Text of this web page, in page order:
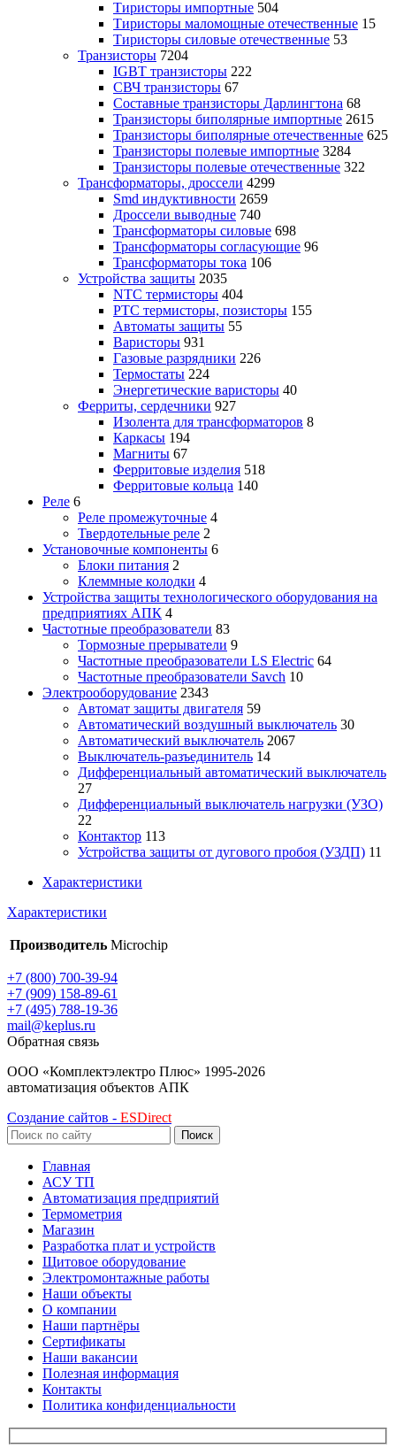
Тиристоры импортные 504
Тиристоры маломощные отечественные 15
Тиристоры силовые отечественные 53
Транзисторы 7204
IGBT транзисторы 222
СВЧ транзисторы 67
Составные транзисторы Дарлингтона 68
Транзисторы биполярные импортные 2615
Транзисторы биполярные отечественные 625
Транзисторы полевые импортные 3284
Транзисторы полевые отечественные 322
Трансформаторы, дроссели 4299
Smd индуктивности 2659
Дроссели выводные 740
Трансформаторы силовые 698
Трансформаторы согласующие 96
Трансформаторы тока 106
Устройства защиты 2035
NTC термисторы 404
PTC термисторы, позисторы 155
Автоматы защиты 55
Варисторы 931
Газовые разрядники 226
Термостаты 224
Энергетические варисторы 40
Ферриты, сердечники 927
Изолента для трансформаторов 8
Каркасы 194
Магниты 67
Ферритовые изделия 518
Ферритовые кольца 140
Реле 6
Реле промежуточные 4
Твердотельные реле 2
Установочные компоненты 6
Блоки питания 2
Клеммные колодки 4
Устройства защиты технологического оборудования на
предприятиях АПК 4
Частотные преобразователи 83
Тормозные прерыватели 9
Частотные преобразователи LS Electric 64
Частотные преобразователи Savch 10
Электрооборудование 2343
Автомат защиты двигателя 59
Автоматический воздушный выключатель 30
Автоматический выключатель 2067
Выключатель-разъединитель 14
Дифференциальный автоматический выключатель
27
Дифференциальный выключатель нагрузки (УЗО)
22
Контактор 113
Устройства защиты от дугового пробоя (УЗДП) 11
Характеристики
Характеристики
Производитель Microchip
+7 (800) 700-39-94
+7 (909) 158-89-61
+7 (495) 788-19-36
mail@keplus.ru
Обратная связь
ООО «Комплектэлектро Плюс» 1995-2026
автоматизация объектов АПК
Создание сайтов - ESDirect
Поиск
Главная
АСУ ТП
Автоматизация предприятий
Термометрия
Магазин
Разработка плат и устройств
Щитовое оборудование
Электромонтажные работы
Наши объекты
О компании
Наши партнёры
Сертификаты
Наши вакансии
Полезная информация
Контакты
Политика конфиденциальности